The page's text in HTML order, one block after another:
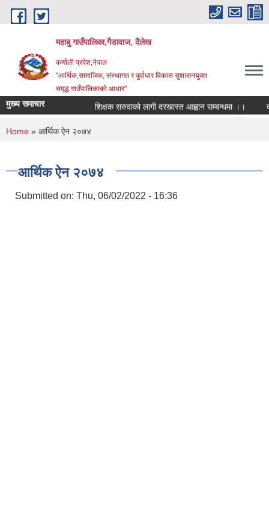
Skip to main content
महाबु गाउँपालिका,गैडावाज, दैलेख
कर्णाली प्रदेश,नेपाल
"आर्थिक,सामाजिक, संस्थागत र पुर्वाधार विकास सुशासनयुक्त
समृद्ध गाउँपालिकाकाे आधार"
मुख्य समाचार शिक्षक सरुवाको लागी दरखास्त आह्वान सम्बन्धमा ।।
You are here
Home » आर्थिक ऐन २०७४
आर्थिक ऐन २०७४
Submitted on: Thu, 06/02/2022 - 16:36